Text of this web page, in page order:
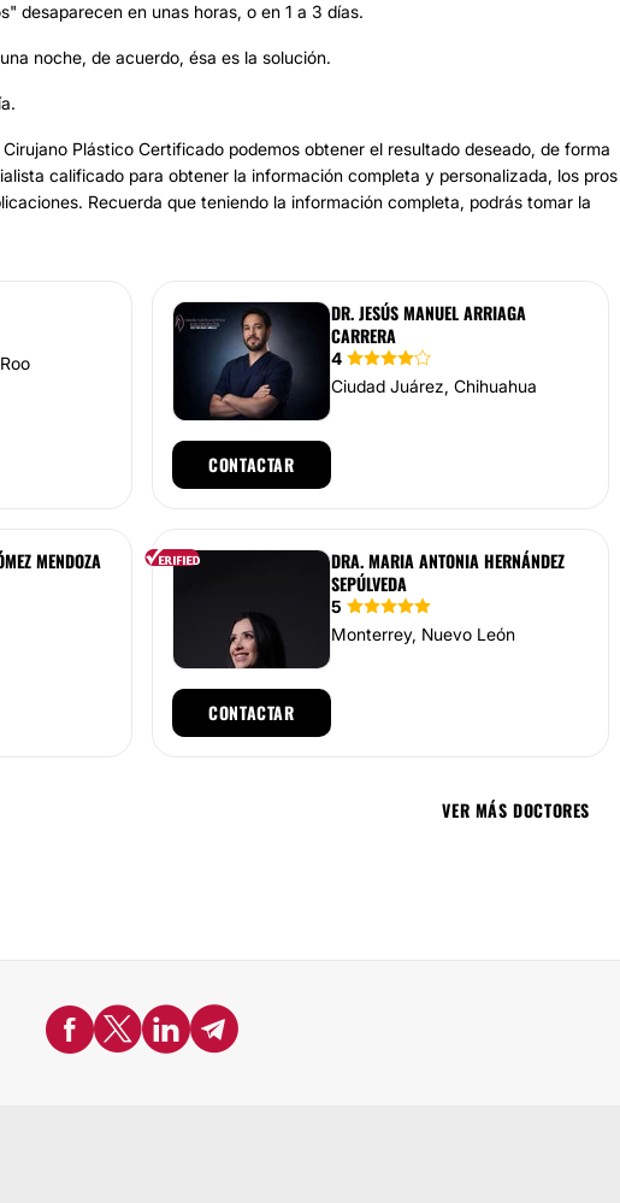
desaparecen en unas horas, o en 1 a 3 días.
noche, de acuerdo, ésa es la solución.
Plástico Certificado podemos obtener el resultado deseado, de forma
calificado para obtener la información completa y personalizada, los pros
Recuerda que teniendo la información completa, podrás tomar la
DR. JESÚS MANUEL ARRIAGA
CARRERA
4
Ciudad Juárez, Chihuahua
CONTACTAR
MENDOZA
DRA. MARIA ANTONIA HERNÁNDEZ
SEPÚLVEDA
5
Monterrey, Nuevo León
CONTACTAR
VER MÁS DOCTORES